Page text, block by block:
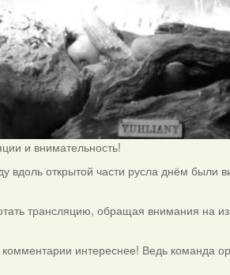
и внимательность!
вдоль открытой части русла днём
трансляцию, обращая внимания на
интереснее! Ведь команда